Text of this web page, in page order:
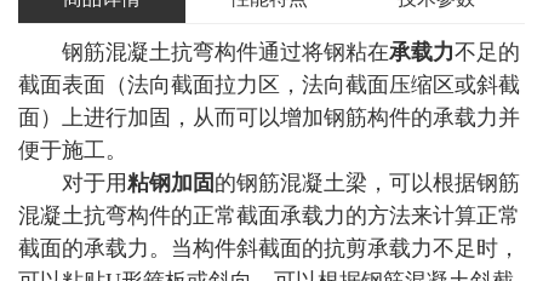
钢筋混凝土抗弯构件通过将钢粘在承载力不足的
截面表面（法向截面拉力区，法向截面压缩区或斜截
面）上进行加固，从而可以增加钢筋构件的承载力并
便于施工。
对于用粘钢加固 的钢筋混凝土梁，可以根据钢筋
混凝土抗弯构件的正常截面承载力的方法来计算正常
截面的承载力。当构件斜截面的抗剪承载力不足时，